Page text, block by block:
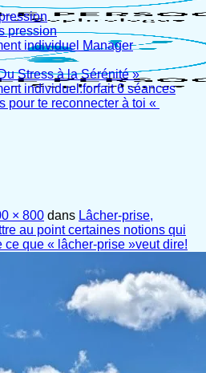
pression
individuel Manager
Stress à la Sérénité »
individuel:forfait 6 séances
pour te reconnecter à toi «
× 800 dans Lâcher-prise,
au point certaines notions qui
ce que « lâcher-prise »veut dire!